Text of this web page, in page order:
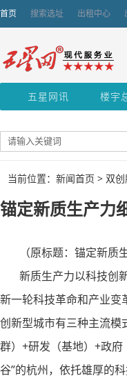
首页 搜索选址 出租中心
五星网讯 楼宇
当前位置：新闻首页 > 双
锚定新质生产力
（原标题：锚定新质生
新质生产力以科技创新
新一轮科技革命和产业变
创新型城市有三种主流模
群）+研发（基地）+政府
谷”的杭州，依托雄厚的